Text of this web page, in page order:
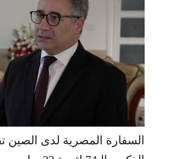
السفارة المصرية لدى الصين